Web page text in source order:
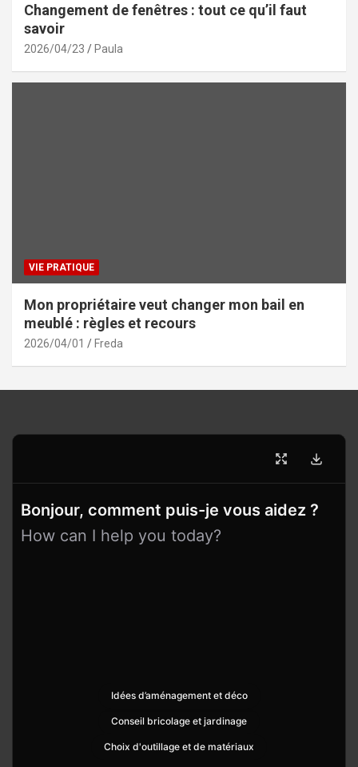
Changement de fenêtres : tout ce qu’il faut
savoir
2026/04/23 Paula
VIE PRATIQUE
Mon propriétaire veut changer mon bail en
meublé : règles et recours
2026/04/01 Freda
Bonjour, comment puis-je vous aidez ?
How can I help you today?
Idées d’aménagement et déco
Conseil bricolage et jardinage
Choix d'outillage et de matériaux